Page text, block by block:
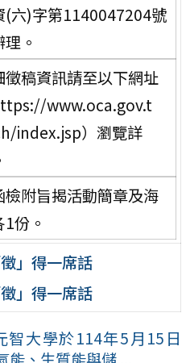
(六)字第1140047204號
。
徵稿資訊請至以下網址
www.oca.gov.t
index.jsp）瀏覽詳
檢附旨揭活動簡章及海
份。
」得一席話
」得一席話
智大學於114年5月15日